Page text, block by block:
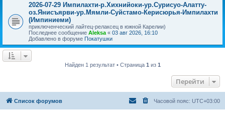
2026-07-29 Импилахти-р.Хихнийоки-ур.Сурисуо-Алатту-
оз.Янисъярви-ур.Мямли-Суйстамо-Керисюрья-Импилахти
(Импиниеми)
приключенческий лайтец-релаксец в южной Карелии)
Последнее сообщение Aleksa « 03 авг 2026, 16:10
Добавлено в форуме Покатушки
Найден 1 результат • Страница 1 из 1
Перейти
Список форумов Часовой пояс: UTC+03:00